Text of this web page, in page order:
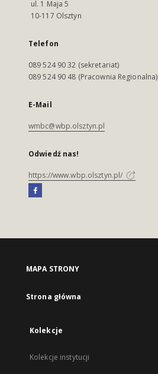
ul. 1 Maja 5
10-117 Olsztyn
Telefon
089 524 90 32 (sekretariat)
089 524 90 48 (Pracownia Regionalna)
E-Mail
wmbc@wbp.olsztyn.pl
Odwiedź nas!
https://www.wbp.olsztyn.pl/
MAPA STRONY
Strona główna
Kolekcje
Kolekcje instytucji